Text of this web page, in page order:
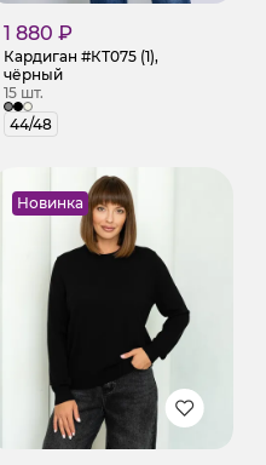
1 880 ₽
Кардиган #КТ075 (1),
чёрный
15 шт.
44/48
Новинка